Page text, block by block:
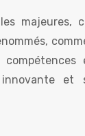
majeures,
et